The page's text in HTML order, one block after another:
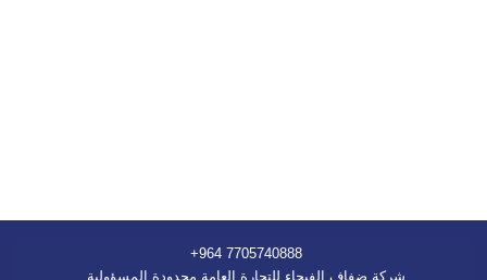
+964 7705740888
شركة ضفاف الفيحاء للتجارة العامة محدودة المسؤولية